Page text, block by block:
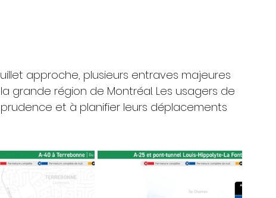
approche, plusieurs entraves majeures
grande région de Montréal. Les usagers de
et à planifier leurs déplacements